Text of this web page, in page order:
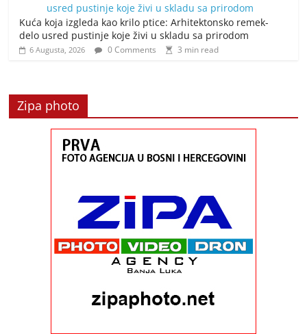
Kuća koja izgleda kao krilo ptice: Arhitektonsko remek-
delo usred pustinje koje živi u skladu sa prirodom
6 Augusta, 2026 0 Comments 3 min read
Zipa photo